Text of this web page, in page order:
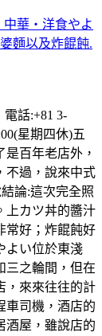
中華・洋食やよ
麵以及炸餛飩.
話:+81 3-
星期四休)五
百年老店外，
不過，說來中式
論:這次完全照
上カツ丼的醬汁
常好；炸餛飩好
よい位於東淺
三之輪間，但在
，來來往往的計
車司機，酒店的
酒屋，雖說店的